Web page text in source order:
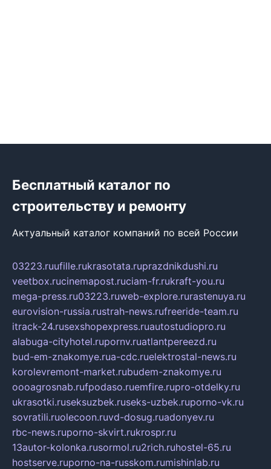
Бесплатный каталог по
строительству и ремонту
Актуальный каталог компаний по всей России
03223.ruufille.rukrasotata.ruprazdnikdushi.ru
veetbox.rucinemapost.ruciam-fr.rukraft-you.ru
mega-press.ru03223.ruweb-explore.rurastenuya.ru
eurovision-russia.rustrah-news.rufreeride-team.ru
itrack-24.rusexshopexpress.ruautostudiopro.ru
alabuga-cityhotel.rupornv.ruatlantpereezd.ru
bud-em-znakomye.rua-cdc.ruelektrostal-news.ru
korolevremont-market.rubudem-znakomye.ru
oooagrosnab.rufpodaso.ruemfire.rupro-otdelky.ru
ukrasotki.ruseksuzbek.ruseks-uzbek.ruporno-vk.ru
sovratili.ruolecoon.ruvd-dosug.ruadonyev.ru
rbc-news.ruporno-skvirt.rukrospr.ru
13autor-kolonka.rusormol.ru2rich.ruhostel-65.ru
hostserve.ruporno-na-russkom.rumishinlab.ru